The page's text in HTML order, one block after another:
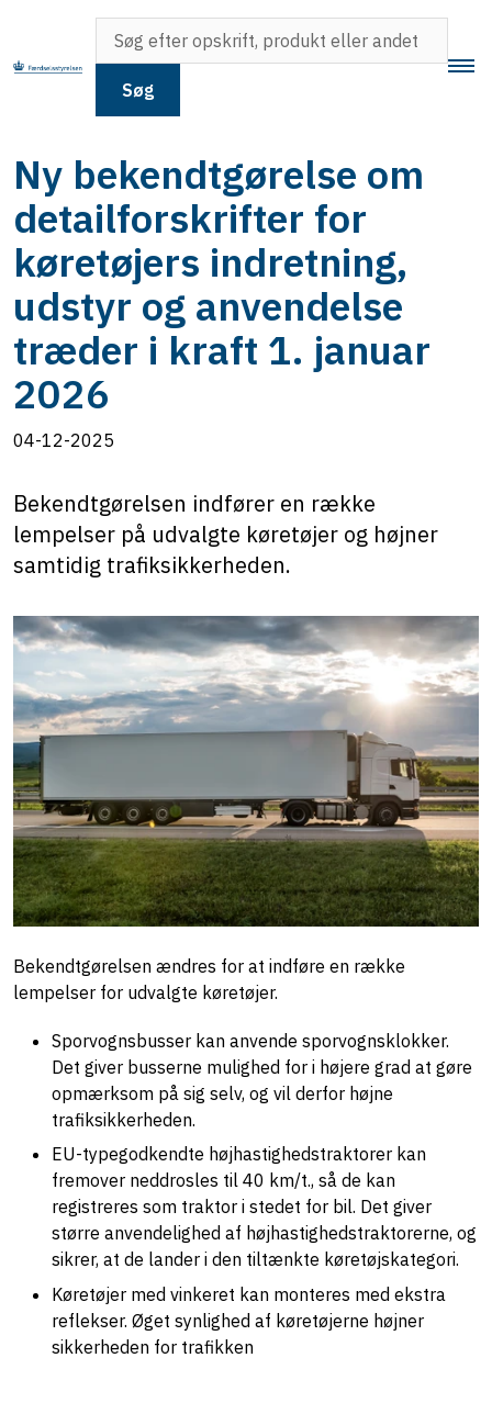
Søg
Ny bekendtgørelse om
detailforskrifter for
køretøjers indretning,
udstyr og anvendelse
træder i kraft 1. januar
2026
04-12-2025
Bekendtgørelsen indfører en række
lempelser på udvalgte køretøjer og højner
samtidig trafiksikkerheden.
Bekendtgørelsen ændres for at indføre en række
lempelser for udvalgte køretøjer.
Sporvognsbusser kan anvende sporvognsklokker.
Det giver busserne mulighed for i højere grad at gøre
opmærksom på sig selv, og vil derfor højne
trafiksikkerheden.
EU-typegodkendte højhastighedstraktorer kan
fremover neddrosles til 40 km/t., så de kan
registreres som traktor i stedet for bil. Det giver
større anvendelighed af højhastighedstraktorerne, og
sikrer, at de lander i den tiltænkte køretøjskategori.
Køretøjer med vinkeret kan monteres med ekstra
reflekser. Øget synlighed af køretøjerne højner
sikkerheden for trafikken